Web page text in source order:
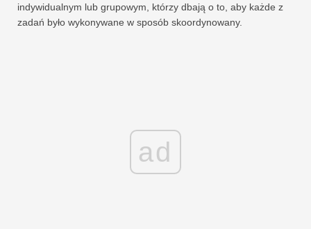
indywidualnym lub grupowym, którzy dbają o to, aby każde z
zadań było wykonywane w sposób skoordynowany.
ad